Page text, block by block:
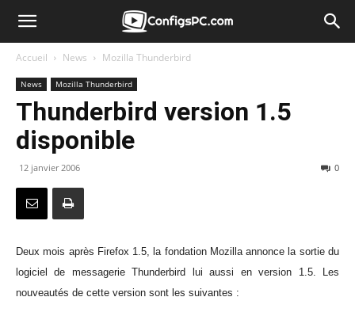
Accueil News Mozilla Thunderbird
News Mozilla Thunderbird
Thunderbird version 1.5
disponible
12 janvier 2006 0
Deux mois après Firefox 1.5, la fondation Mozilla annonce la sortie du
logiciel de messagerie Thunderbird lui aussi en version 1.5. Les
nouveautés de cette version sont les suivantes :